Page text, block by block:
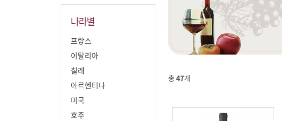
나라별
프랑스
이탈리아
칠레
아르헨티나
미국
호주
총 47개